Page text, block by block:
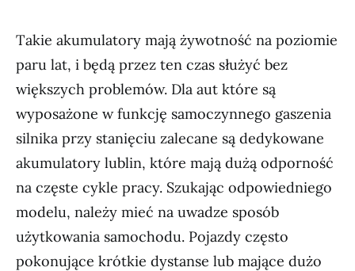
Takie akumulatory mają żywotność na poziomie
paru lat, i będą przez ten czas służyć bez
większych problemów. Dla aut które są
wyposażone w funkcję samoczynnego gaszenia
silnika przy stanięciu zalecane są dedykowane
akumulatory lublin, które mają dużą odporność
na częste cykle pracy. Szukając odpowiedniego
modelu, należy mieć na uwadze sposób
użytkowania samochodu. Pojazdy często
pokonujące krótkie dystanse lub mające dużo